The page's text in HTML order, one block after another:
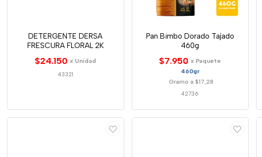
DETERGENTE DERSA
FRESCURA FLORAL 2K
$24.150 x Unidad
43321
Pan Bimbo Dorado Tajado
460g
$7.950 x Paquete
460gr
Gramo a $17,28
42736